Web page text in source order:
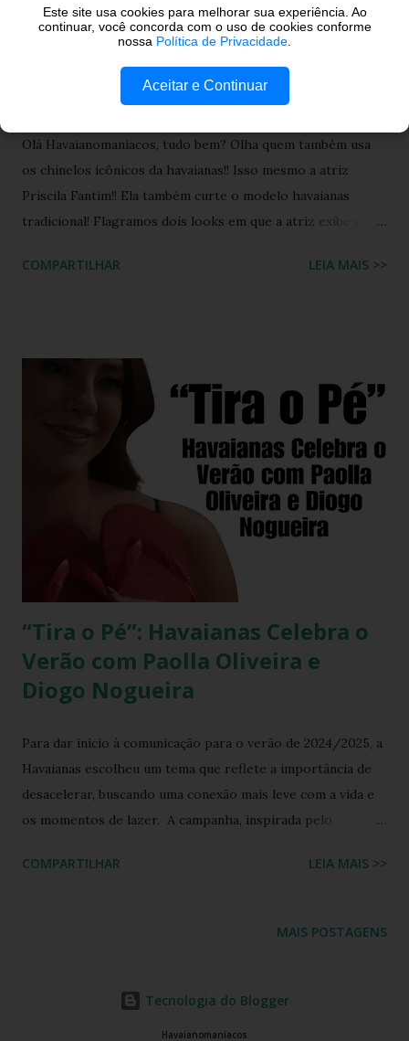
O Look com havaianas
tradicional da Priscila Fantin
Olá Havaianomaníacos, tudo bem? Olha quem também usa
os chinelos icônicos da havaianas!! Isso mesmo a atriz
Priscila Fantim!! Ela também curte o modelo havaianas
tradicional! Flagramos dois looks em que a atriz exibe os
primeiro look, Priscila está pronta para mais um dia de
estilo, Priscila escolheu os clássicos chinelos Havaianas
modelo tradicional, em azul claro e branco — um ícone que
nunca sai de moda. Completando o visual, ela carrega uma
charmosa bolsa rosa com estampa quadriculada, que traz
um toque extra de personalidade. Já no segundo look,
Priscila aposta em um estilo leve e sofisticado, perfeito
para momentos casuais com um toque de elegância. Ela
veste um charmoso vestido curto de cor azul-escuro, que
destaca sua figura e confere um ar de sofisticação
discreta....
COMPARTILHAR LEIA MAIS >>
“Tira o Pé”: Havaianas Celebra o
Verão com Paolla Oliveira e
Diogo Nogueira
Para dar início à comunicação para o verão de 2024/2025, a
Havaianas escolheu um tema que reflete a importância de
desacelerar, buscando uma conexão mais leve com a vida e
os momentos de lazer. A campanha, inspirada pelo
a desfrutar do verão de forma mais tranquila, apreciando as
descontração e carisma. No filme, que estreou em grande
COMPARTILHAR LEIA MAIS >>
MAIS POSTAGENS
Tecnologia do Blogger
Havaianomaníacos
Este site usa cookies para melhorar sua experiência. Ao
continuar, você concorda com o uso de cookies conforme
nossa Política de Privacidade
Aceitar e Continuar